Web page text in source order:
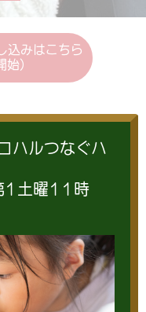
込みはこちら
始)
ハルつなぐハ
1土曜11時